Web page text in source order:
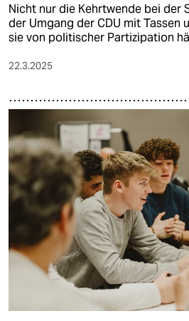
Nicht nur die Kehrtwende bei der
der Umgang der CDU mit Tassen
sie von politischer Partizipation
22.3.2025